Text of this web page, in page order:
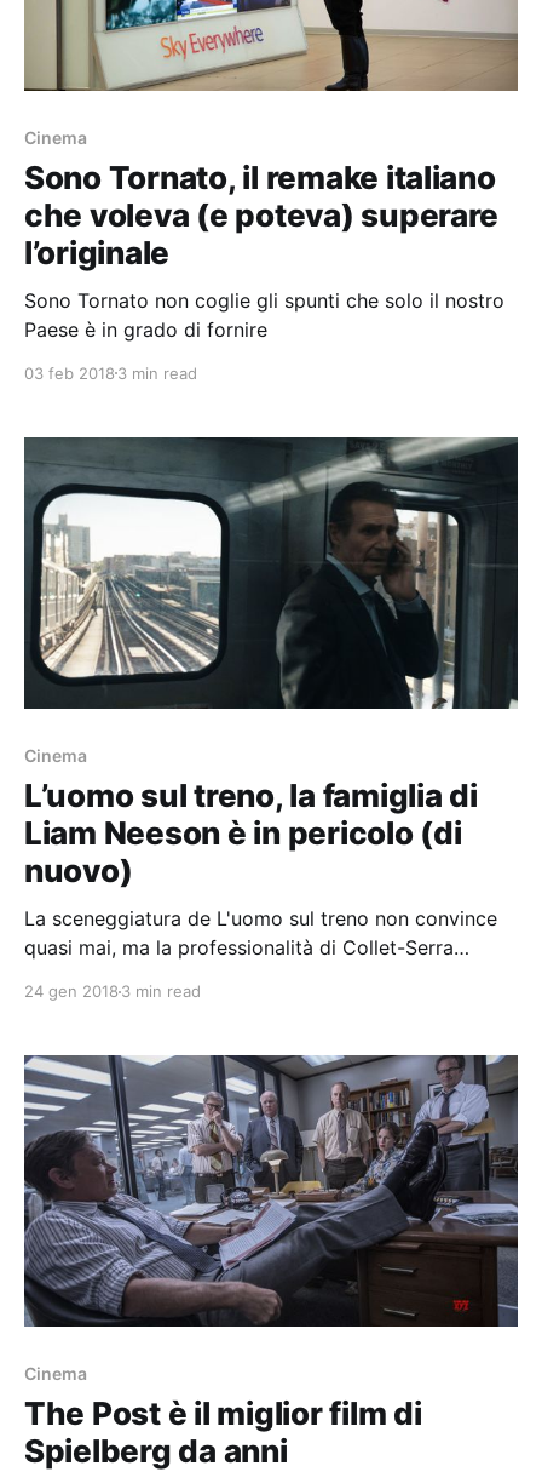
Cinema
Sono Tornato, il remake italiano
che voleva (e poteva) superare
l’originale
Sono Tornato non coglie gli spunti che solo il nostro
Paese è in grado di fornire
03 feb 2018 3 min read
Cinema
L’uomo sul treno, la famiglia di
Liam Neeson è in pericolo (di
nuovo)
La sceneggiatura de L'uomo sul treno non convince
quasi mai, ma la professionalità di Collet-Serra
24 gen 2018 3 min read
Cinema
The Post è il miglior film di
Spielberg da anni